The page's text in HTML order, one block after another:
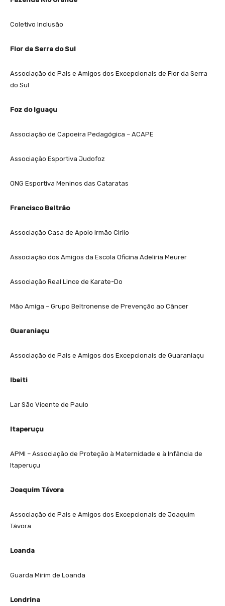
Coletivo Inclusão
Flor da Serra do Sul
Associação de Pais e Amigos dos Excepcionais de Flor da Serra
do Sul
Foz do Iguaçu
Associação de Capoeira Pedagógica – ACAPE
Associação Esportiva Judofoz
ONG Esportiva Meninos das Cataratas
Francisco Beltrão
Associação Casa de Apoio Irmão Cirilo
Associação dos Amigos da Escola Oficina Adeliria Meurer
Associação Real Lince de Karate-Do
Mão Amiga – Grupo Beltronense de Prevenção ao Câncer
Guaraniaçu
Associação de Pais e Amigos dos Excepcionais de Guaraniaçu
Ibaiti
Lar São Vicente de Paulo
Itaperuçu
APMI – Associação de Proteção à Maternidade e à Infância de
Itaperuçu
Joaquim Távora
Associação de Pais e Amigos dos Excepcionais de Joaquim
Távora
Loanda
Guarda Mirim de Loanda
Londrina